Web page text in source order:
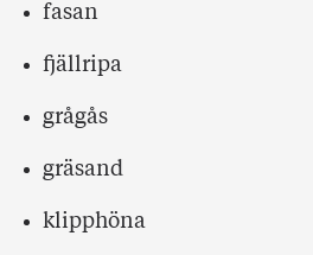
fasan
fjällripa
grågås
gräsand
klipphöna